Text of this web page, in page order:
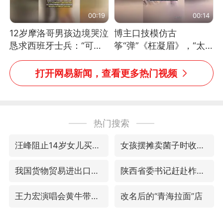
00:19
12岁摩洛哥男孩边境哭泣
恳求西班牙士兵：“可不
可以不要把我遣返回国”
00:14
博主口技模仿古
筝“弹”《枉凝眉》，“太
像了～你是吃古筝长大的
吗？”“或将成为首位考级
不带古筝的选手。”（来
打开网易新闻，查看更多热门视频
热门搜索
汪峰阻止14岁女儿买大牌 女孩摆摊卖菌子时收到北大通知书
我国货物贸易进出口超30万亿元 陕西省委书记赶赴柞水县杏坪镇
王力宏演唱会黄牛带观众藏匿被查获 改名后的“青海拉面”店